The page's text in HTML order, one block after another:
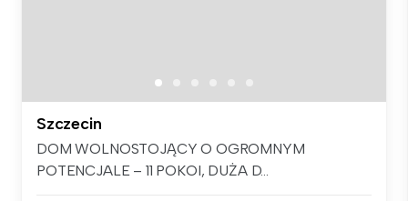
Szczecin
DOM WOLNOSTOJĄCY O OGROMNYM
POTENCJALE – 11 POKOI, DUŻA D...